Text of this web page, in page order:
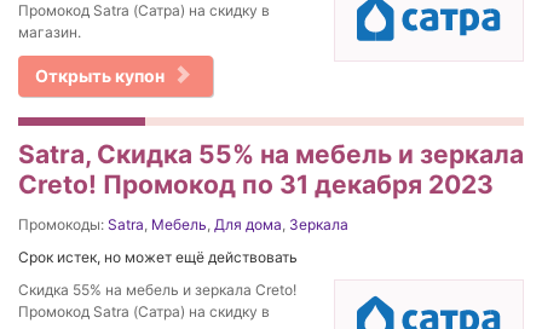
Промокод Satra (Сатра) на скидку в
магазин.
Открыть купон
Satra, Скидка 55% на мебель и зеркала
Creto! Промокод по 31 декабря 2023
Промокоды: Satra, Мебель, Для дома, Зеркала
Срок истек, но может ещё действовать
Скидка 55% на мебель и зеркала Creto!
Промокод Satra (Сатра) на скидку в